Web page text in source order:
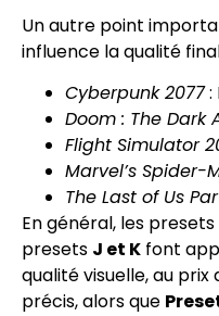
Un autre point
influence la qualité
Cyberpunk 2077:
Doom : The Dark
Flight Simulator
Marvel’s Spider-
The Last of Us
En général, les presets
presets J et K font
qualité visuelle, au prix
précis, alors que